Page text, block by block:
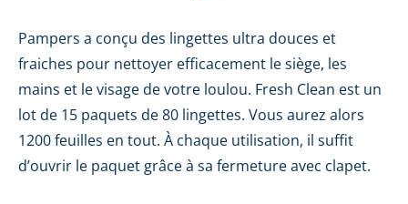
Pampers a conçu des lingettes ultra douces et
fraiches pour nettoyer efficacement le siège, les
mains et le visage de votre loulou. Fresh Clean est un
lot de 15 paquets de 80 lingettes. Vous aurez alors
1200 feuilles en tout. À chaque utilisation, il suffit
d’ouvrir le paquet grâce à sa fermeture avec clapet.